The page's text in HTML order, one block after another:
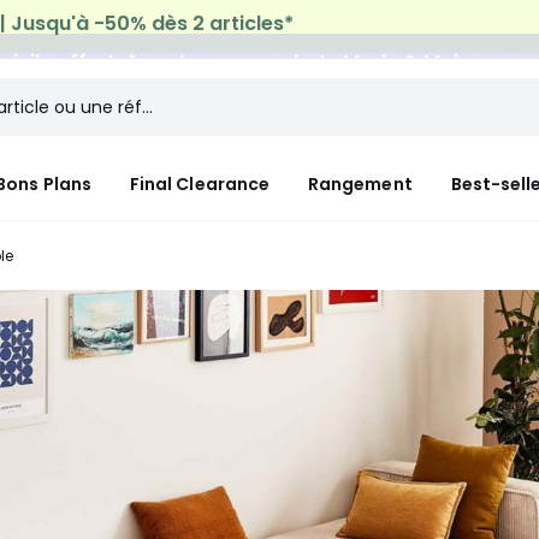
offerte*sur tous vos achats Mode & Maison
Plans Final Clearance Rangement Best-